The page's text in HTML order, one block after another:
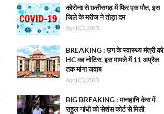
कोरोना से छत्तीसगढ़ में फिर एक मौत, इस
जिले के मरीज ने तोड़ा दम
April 03, 2023
BREAKING : छग के स्वास्थ्य मंत्री को
HC का नोटिस, इस मामले में 11 अप्रैल
तक मांगा जवाब
April 03, 2023
BIG BREAKING : मानहानि केस में
राहुल गांधी को सेशंस कोर्ट से मिली